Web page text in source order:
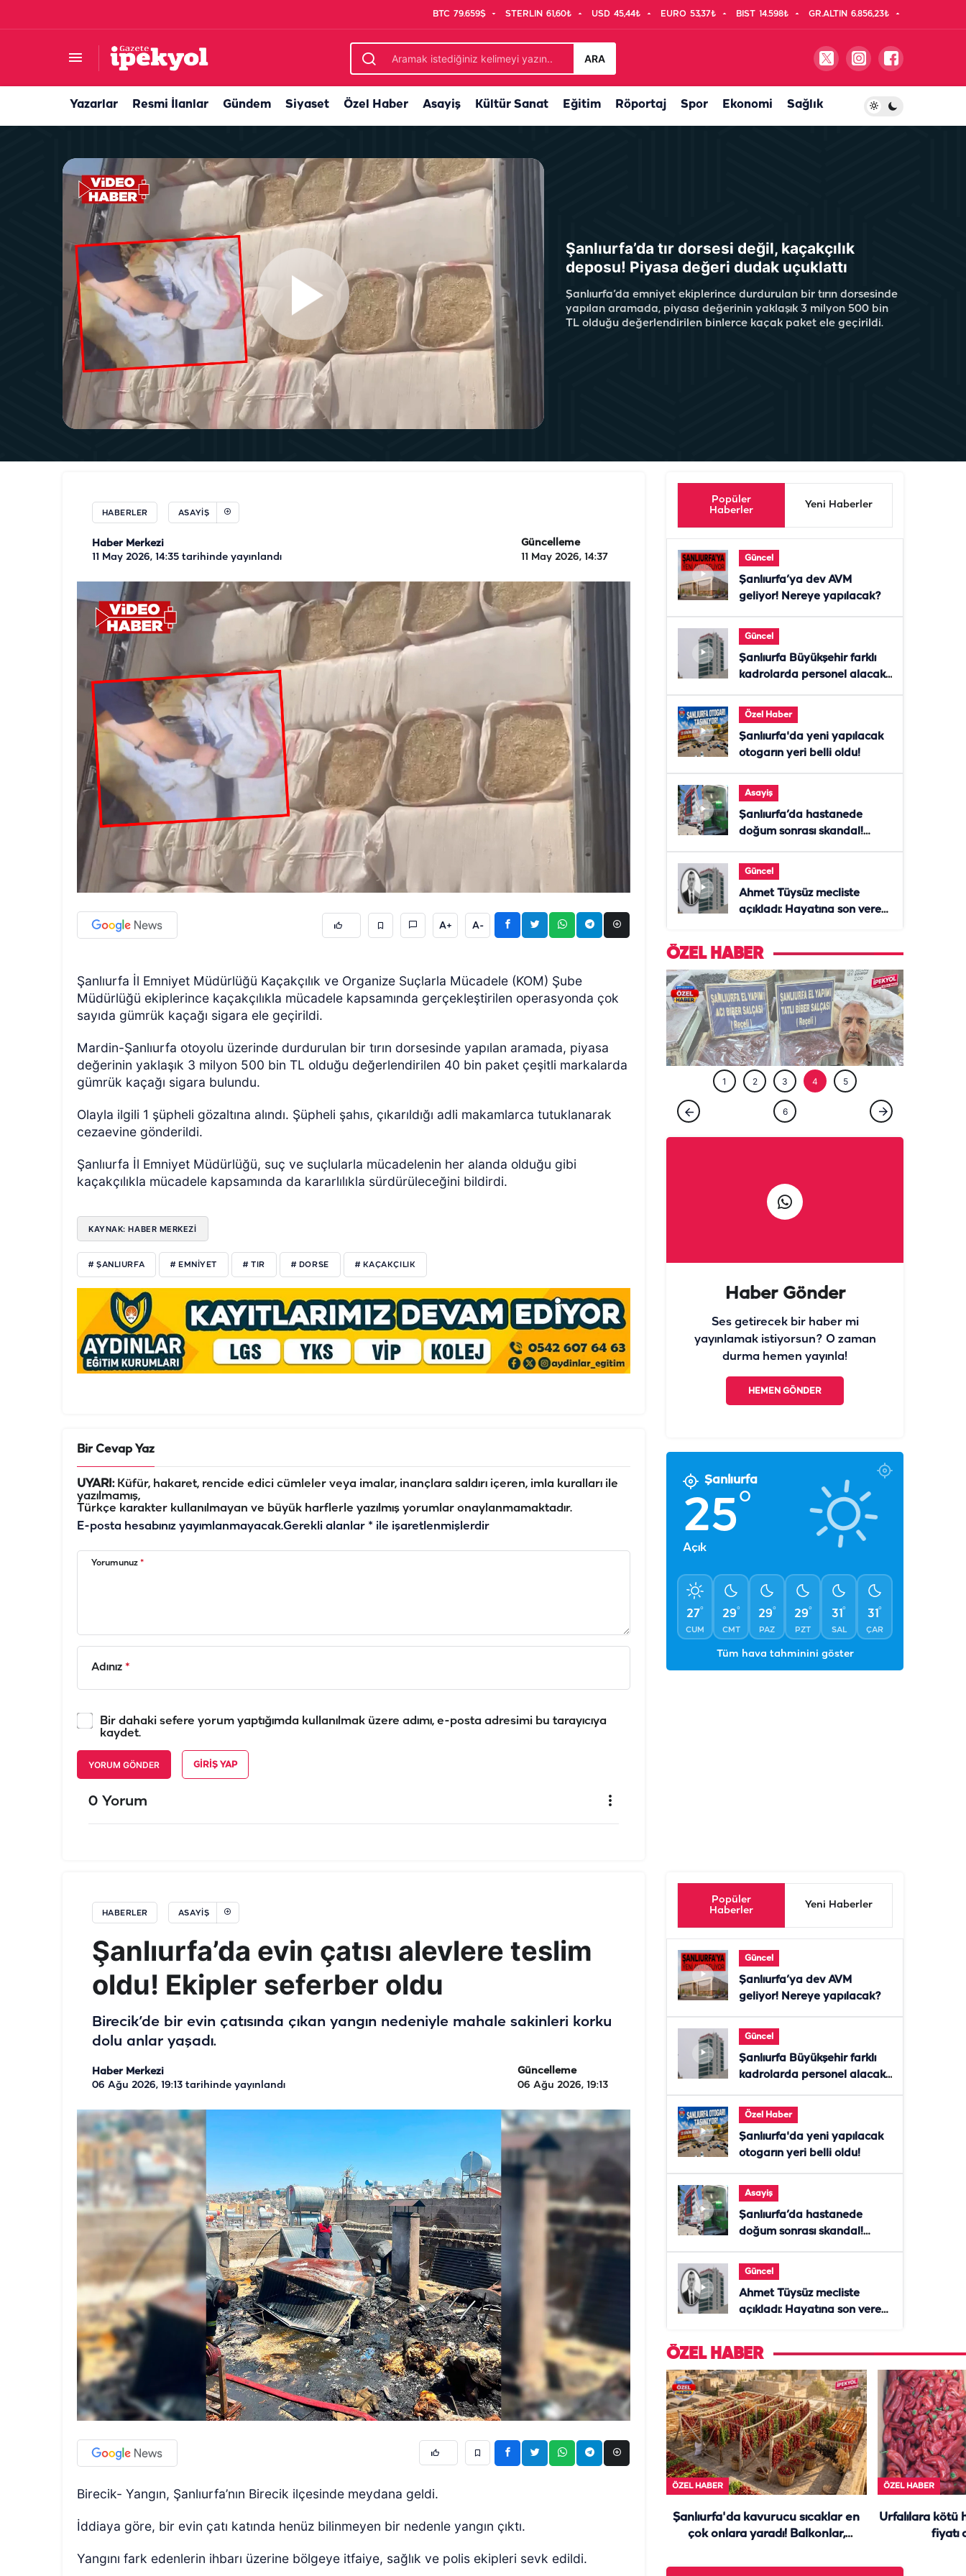
BTC 79.659$ STERLIN 61,60₺ USD 45,44₺ EURO 53,37₺ BIST 14.598₺ GR.ALTIN 6.856,23₺
ARA
Yazarlar Resmi İlanlar Gündem Siyaset Özel Haber Asayiş Kültür Sanat Eğitim Röportaj Spor Ekonomi Sağlık
Şanlıurfa’da tır dorsesi değil, kaçakçılık
deposu! Piyasa değeri dudak uçuklattı
Şanlıurfa’da emniyet ekiplerince durdurulan bir tırın dorsesinde
yapılan aramada, piyasa değerinin yaklaşık 3 milyon 500 bin
TL olduğu değerlendirilen binlerce kaçak paket ele geçirildi.
HABERLER ASAYIŞ
Haber Merkezi
11 May 2026, 14:35 tarihinde yayınlandı
Güncelleme
11 May 2026, 14:37
A+ A-
Şanlıurfa İl Emniyet Müdürlüğü Kaçakçılık ve Organize Suçlarla Mücadele (KOM) Şube
Müdürlüğü ekiplerince kaçakçılıkla mücadele kapsamında gerçekleştirilen operasyonda çok
sayıda gümrük kaçağı sigara ele geçirildi.
Mardin-Şanlıurfa otoyolu üzerinde durdurulan bir tırın dorsesinde yapılan aramada, piyasa
değerinin yaklaşık 3 milyon 500 bin TL olduğu değerlendirilen 40 bin paket çeşitli markalarda
gümrük kaçağı sigara bulundu.
Olayla ilgili 1 şüpheli gözaltına alındı. Şüpheli şahıs, çıkarıldığı adli makamlarca tutuklanarak
cezaevine gönderildi.
Şanlıurfa İl Emniyet Müdürlüğü, suç ve suçlularla mücadelenin her alanda olduğu gibi
kaçakçılıkla mücadele kapsamında da kararlılıkla sürdürüleceğini bildirdi.
KAYNAK: HABER MERKEZİ
# ŞANLIURFA # EMNİYET # TIR # DORSE # KAÇAKÇILIK
Bir Cevap Yaz
UYARI:Küfür, hakaret, rencide edici cümleler veya imalar, inançlara saldırı içeren, imla kuralları ile
yazılmamış,
Türkçe karakter kullanılmayan ve büyük harflerle yazılmış yorumlar onaylanmamaktadır.
E-posta hesabınız yayımlanmayacak.Gerekli alanlar * ile işaretlenmişlerdir
Yorumunuz *
Adınız *
Bir dahaki sefere yorum yaptığımda kullanılmak üzere adımı, e-posta adresimi bu tarayıcıya
kaydet.
YORUM GÖNDER GIRIŞ YAP
0 Yorum
Popüler
Haberler
Yeni Haberler
Güncel
Şanlıurfa’ya dev AVM
geliyor! Nereye yapılacak?
Güncel
Şanlıurfa Büyükşehir farklı
kadrolarda personel alacak!
Özel Haber
Şanlıurfa'da yeni yapılacak
otogarın yeri belli oldu!
Asayiş
Şanlıurfa’da hastanede
doğum sonrası skandal!
Güncel
Ahmet Tüysüz mecliste
açıkladı: Hayatına son veren
ÖZEL HABER
ÖZEL HABER ÖZEL HABER ÖZEL HABER
Gurbetçi talebi Urfa esnafına sezonu
1 2 3 4 5
6
Haber Gönder
Ses getirecek bir haber mi
yayınlamak istiyorsun? O zaman
durma hemen yayınla!
HEMEN GÖNDER
Şanlıurfa
25°
Açık
27°
CUM
29°
CMT
29°
PAZ
29°
PZT
31°
SAL
31°
ÇAR
Tüm hava tahminini göster
HABERLER ASAYIŞ
Şanlıurfa’da evin çatısı alevlere teslim
oldu! Ekipler seferber oldu
Birecik’de bir evin çatısında çıkan yangın nedeniyle mahale sakinleri korku
dolu anlar yaşadı.
Haber Merkezi
06 Ağu 2026, 19:13 tarihinde yayınlandı
Güncelleme
06 Ağu 2026, 19:13
Birecik- Yangın, Şanlıurfa’nın Birecik ilçesinde meydana geldi.
İddiaya göre, bir evin çatı katında henüz bilinmeyen bir nedenle yangın çıktı.
Yangını fark edenlerin ihbarı üzerine bölgeye itfaiye, sağlık ve polis ekipleri sevk edildi.
Popüler
Haberler
Yeni Haberler
Güncel
Şanlıurfa’ya dev AVM
geliyor! Nereye yapılacak?
Güncel
Şanlıurfa Büyükşehir farklı
kadrolarda personel alacak!
Özel Haber
Şanlıurfa'da yeni yapılacak
otogarın yeri belli oldu!
Asayiş
Şanlıurfa’da hastanede
doğum sonrası skandal!
Güncel
Ahmet Tüysüz mecliste
açıkladı: Hayatına son veren
ÖZEL HABER
ÖZEL HABER
Şanlıurfa'da kavurucu sıcaklar en
çok onlara yaradı! Balkonlar,
ÖZEL HABER
Urfalılara kötü
fiyatı